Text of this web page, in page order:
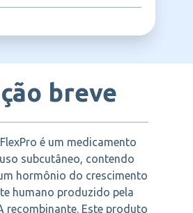
hormônio de crescimento
como tumores ou
ou falência respiratória
sem deficiência de GH.
condições se aplicar a
(crônica), Crianças
breve
é um medicamento
subcutâneo, contendo
hormônio do crescimento
humano produzido pela
recombinante. Este produto